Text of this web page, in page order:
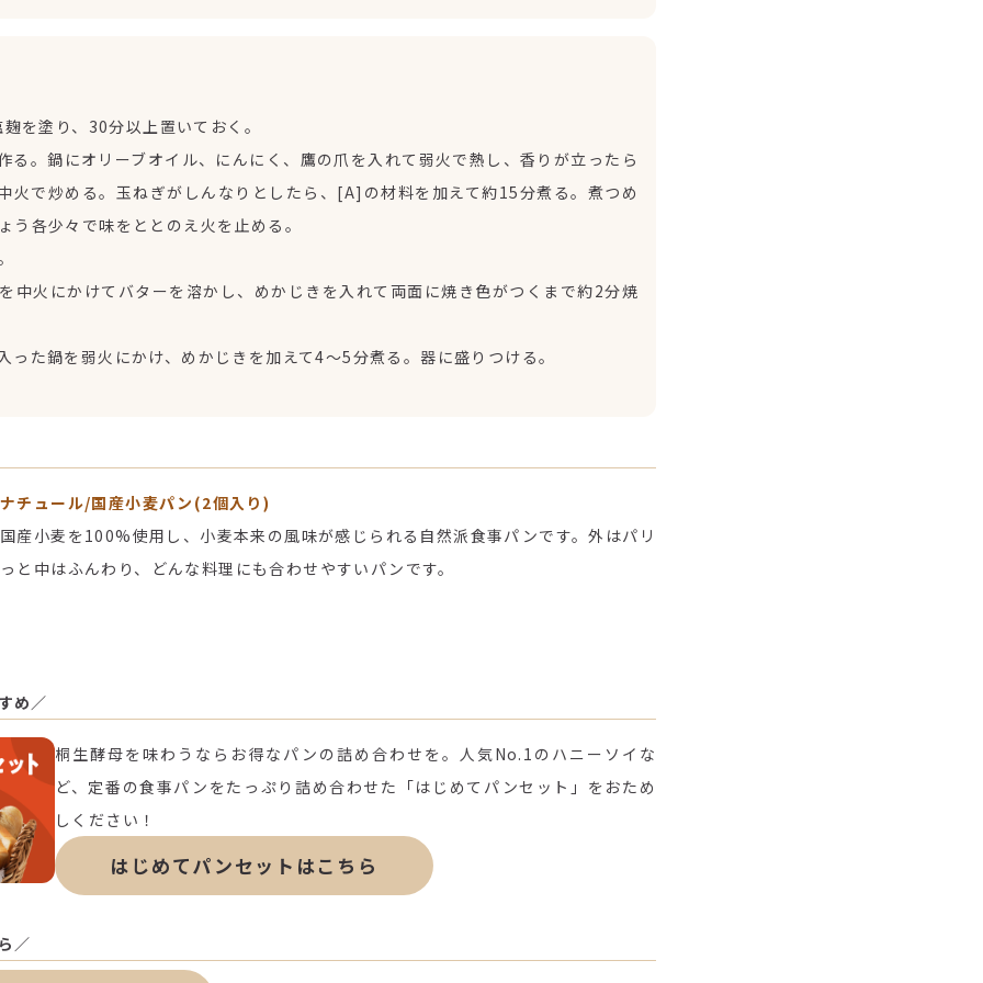
を塗り、30分以上置いておく。
る。鍋にオリーブオイル、にんにく、鷹の爪を入れて弱火で熱し、香りが立ったら
火で炒める。玉ねぎがしんなりとしたら、[A]の材料を加えて約15分煮る。煮つめ
う各少々で味をととのえ火を止める。
中火にかけてバターを溶かし、めかじきを入れて両面に焼き色がつくまで約2分焼
った鍋を弱火にかけ、めかじきを加えて4～5分煮る。器に盛りつける。
ナチュール/国産小麦パン(2個入り)
国産小麦を100%使用し、小麦本来の風味が感じられる自然派食事パンです。外はパリ
っと中はふんわり、どんな料理にも合わせやすいパンです。
め／
桐生酵母を味わうならお得なパンの詰め合わせを。人気No.1のハニーソイな
ど、定番の食事パンをたっぷり詰め合わせた「はじめてパンセット」をおため
しください！
はじめてパンセットはこちら
／